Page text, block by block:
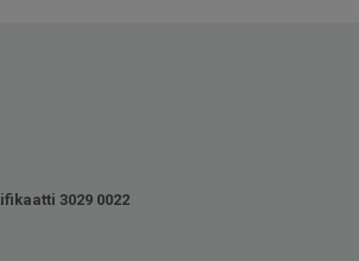
3029 0022